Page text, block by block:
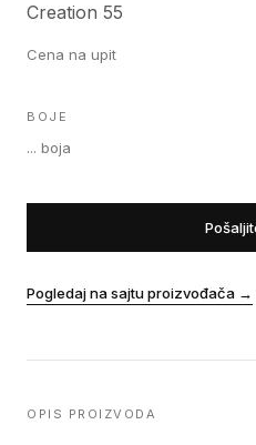
Creation 55
Cena na upit
BOJE
... boja
Pogledaj na sajtu proizvođača →
OPIS PROIZVODA